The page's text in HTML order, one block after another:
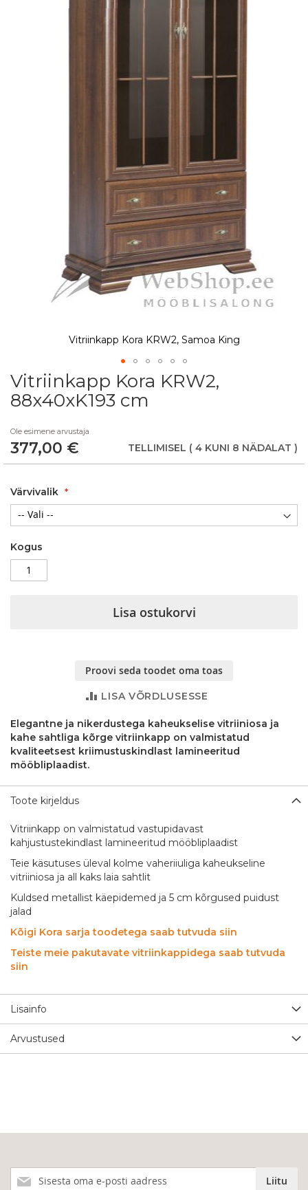
Vitriinkapp Kora KRW2, Samoa King
Skip
to
the
of
the
images
Vitriinkapp Kora KRW2,
88x40xK193 cm
Ole esimene arvustaja
377,00 € TELLIMISEL ( 4 KUNI 8 NÄDALAT )
Värvivalik
Kogus
Lisa ostukorvi
Proovi seda toodet oma toas
LISA VÕRDLUSESSE
Elegantne ja nikerdustega kaheukselise vitriiniosa ja
kahe sahtliga kõrge vitriinkapp on valmistatud
kvaliteetsest kriimustuskindlast lamineeritud
mööbliplaadist.
Toote kirjeldus
Vitriinkapp on valmistatud vastupidavast
kahjustustekindlast lamineeritud mööbliplaadist
Teie käsutuses üleval kolme vaheriiuliga kaheukseline
vitriiniosa ja all kaks laia sahtlit
Kuldsed metallist käepidemed ja 5 cm kõrgused puidust
jalad
Kõigi Kora sarja toodetega saab tutvuda siin
Teiste meie pakutavate vitriinkappidega saab tutvuda
siin
Lisainfo
Arvustused
meie
Liitu